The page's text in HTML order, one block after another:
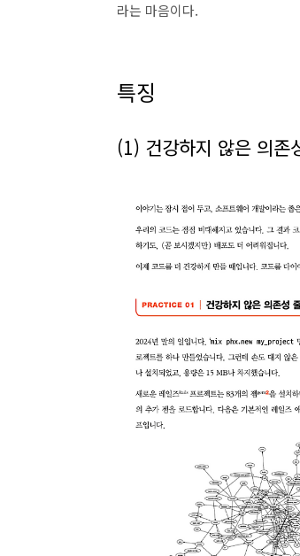
라는 마음이다.
특징
(1) 건강하지 않은 의존